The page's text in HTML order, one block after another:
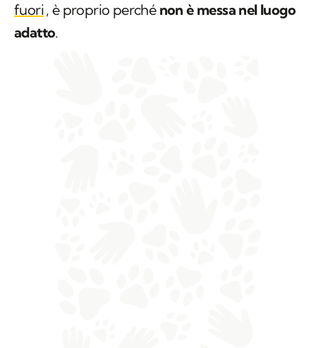
fuori, è proprio perché non è messa nel luogo
adatto.